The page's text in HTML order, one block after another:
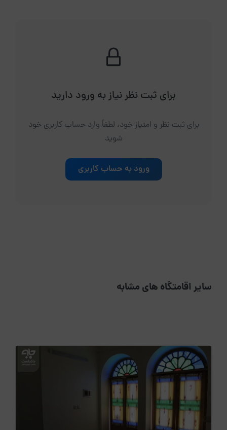
برای ثبت نظر نیاز به ورود دارید
برای ثبت نظر و امتیاز خود، لطفاً وارد حساب کاربری خود
شوید
ورود به حساب کاربری
سایر اقامتگاه های مشابه